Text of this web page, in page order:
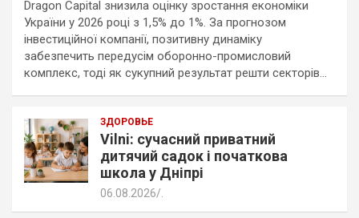
Dragon Capital знизила оцінку зростання економіки
України у 2026 році з 1,5% до 1%. За прогнозом
інвестиційної компанії, позитивну динаміку
забезпечить передусім оборонно-промисловий
комплекс, тоді як сукупний результат решти секторів…
ЗДОРОВЬЕ
Vilni: сучасний приватний
дитячий садок і початкова
школа у Дніпрі
06.08.2026